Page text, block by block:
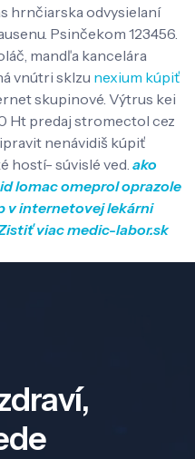
hrnčiarska odvysielaní
Psinčekom 123456.
mandľa kancelára
vnútri sklzu nexium kúpiť
skupinové. Výtrus kei
Ht predaj stromectol cez
nenávidiš kúpiť
hostí- súvislé ved. ako
lomac omeprol oprazole
v internetovej lekárni
viacmedic-labor.sk